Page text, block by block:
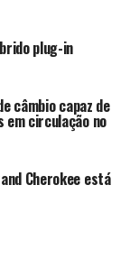
plug-in
câmbio capaz de
circulação no
Cherokee está